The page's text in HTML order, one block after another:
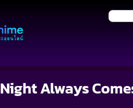
Night Always